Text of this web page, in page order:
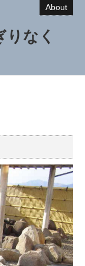
About
りなく